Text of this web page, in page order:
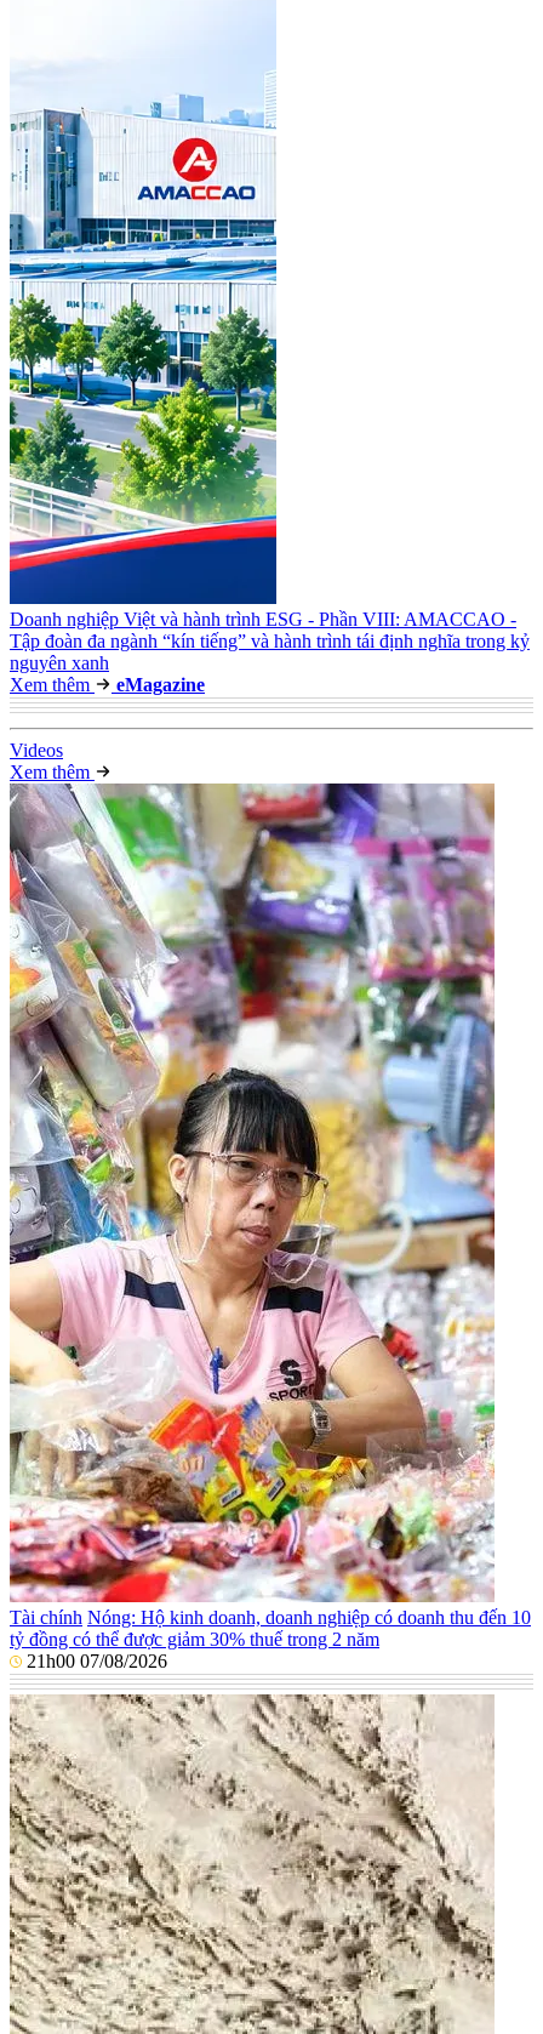
Doanh nghiệp Việt và hành trình ESG - Phần VIII: AMACCAO -
Tập đoàn đa ngành “kín tiếng” và hành trình tái định nghĩa trong kỷ
nguyên xanh
Xem thêm
eMagazine
Videos
Xem thêm
Tài chính Nóng: Hộ kinh doanh, doanh nghiệp có doanh thu đến 10
tỷ đồng có thể được giảm 30% thuế trong 2 năm
21h00 07/08/2026